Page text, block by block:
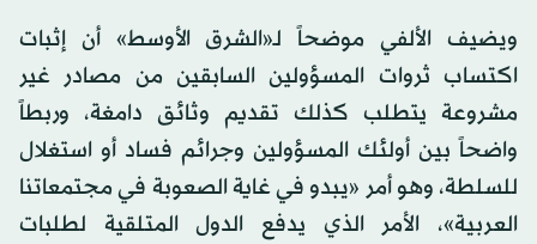
ويضيف الألفي موضحاً لـ«الشرق الأوسط» أن إثبات
اكتساب ثروات المسؤولين السابقين من مصادر غير
مشروعة يتطلب كذلك تقديم وثائق دامغة، وربطاً
واضحاً بين أولئك المسؤولين وجرائم فساد أو استغلال
للسلطة، وهو أمر «يبدو في غاية الصعوبة في مجتمعاتنا
العربية»، الأمر الذي يدفع الدول المتلقية لطلبات